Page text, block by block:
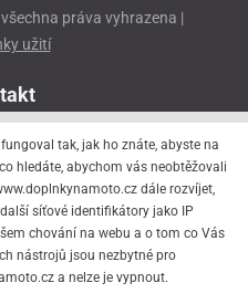
práva vyhrazena |
užití
86
- Staré Čivice
073
tak, jak ho znáte, abyste na
hledáte, abychom vás neobtěžovali
dále rozvíjet,
síťové identifikátory jako IP
chování na webu a o tom co Vás
nástrojů jsou nezbytné pro
a nelze je vypnout.